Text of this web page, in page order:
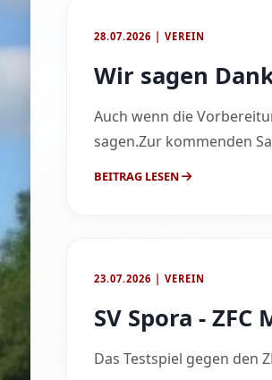
28.07.2026 | VEREIN
Wir sagen
Auch wenn die
sagen.Zur kommenden
BEITRAG LESEN
23.07.2026 | VEREIN
SV Spora -
Das Testspiel gegen den